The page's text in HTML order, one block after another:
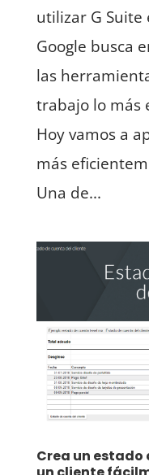
utilizar G Suite
Google busca
las
trabajo lo más
Hoy vamos a
más
Una de...
Crea un estado